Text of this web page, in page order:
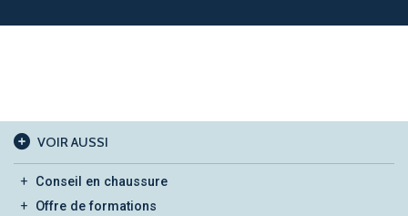
VOIR AUSSI
Conseil en chaussure
Offre de formations